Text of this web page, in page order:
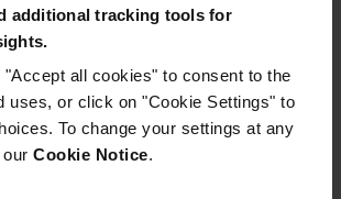
additional tracking tools for
all cookies" to consent to the
uses, or click on "Cookie Settings" to
To change your settings at any
Cookie Notice.
facile à
de
Capacité: 9.5L (4 à 6 pers)
Synchronisation des
cuissons
179,99 €